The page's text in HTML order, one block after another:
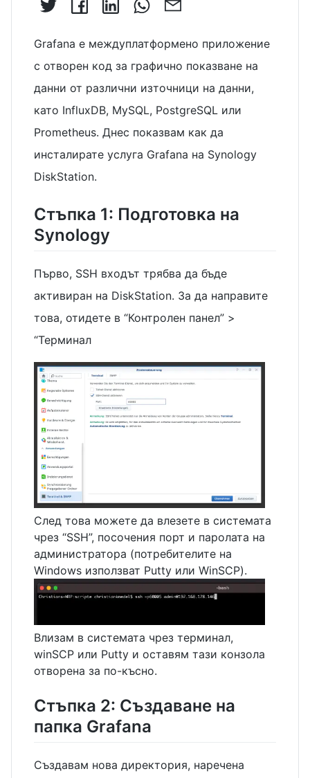
Grafana е междуплатформено приложение
с отворен код за графично показване на
данни от различни източници на данни,
като InfluxDB, MySQL, PostgreSQL или
Prometheus. Днес показвам как да
инсталирате услуга Grafana на Synology
DiskStation.
Стъпка 1: Подготовка на
Synology
Първо, SSH входът трябва да бъде
активиран на DiskStation. За да направите
това, отидете в “Контролен панел” >
“Терминал
След това можете да влезете в системата
чрез “SSH”, посочения порт и паролата на
администратора (потребителите на
Windows използват Putty или WinSCP).
Влизам в системата чрез терминал,
winSCP или Putty и оставям тази конзола
отворена за по-късно.
Стъпка 2: Създаване на
папка Grafana
Създавам нова директория, наречена